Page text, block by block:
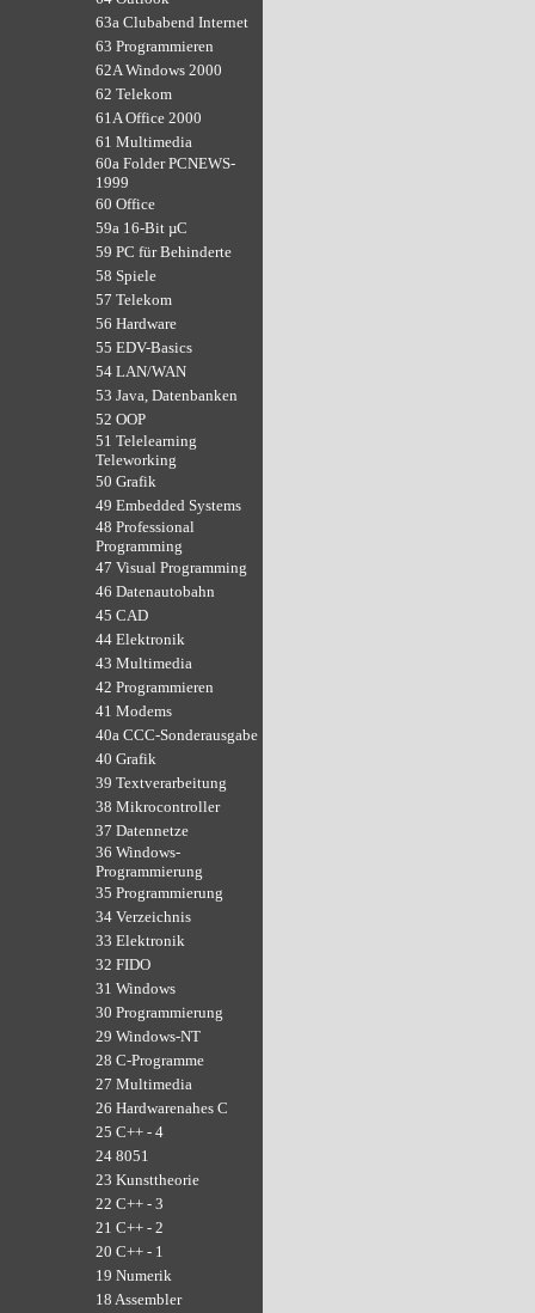
63a Clubabend Internet
63 Programmieren
62A Windows 2000
62 Telekom
61A Office 2000
61 Multimedia
60a Folder PCNEWS-
1999
60 Office
59a 16-Bit µC
59 PC für Behinderte
58 Spiele
57 Telekom
56 Hardware
55 EDV-Basics
54 LAN/WAN
53 Java, Datenbanken
52 OOP
51 Telelearning
Teleworking
50 Grafik
49 Embedded Systems
48 Professional
Programming
47 Visual Programming
46 Datenautobahn
45 CAD
44 Elektronik
43 Multimedia
42 Programmieren
41 Modems
40a CCC-Sonderausgabe
40 Grafik
39 Textverarbeitung
38 Mikrocontroller
37 Datennetze
36 Windows-
Programmierung
35 Programmierung
34 Verzeichnis
33 Elektronik
32 FIDO
31 Windows
30 Programmierung
29 Windows-NT
28 C-Programme
27 Multimedia
26 Hardwarenahes C
25 C++ - 4
24 8051
23 Kunsttheorie
22 C++ - 3
21 C++ - 2
20 C++ - 1
19 Numerik
18 Assembler